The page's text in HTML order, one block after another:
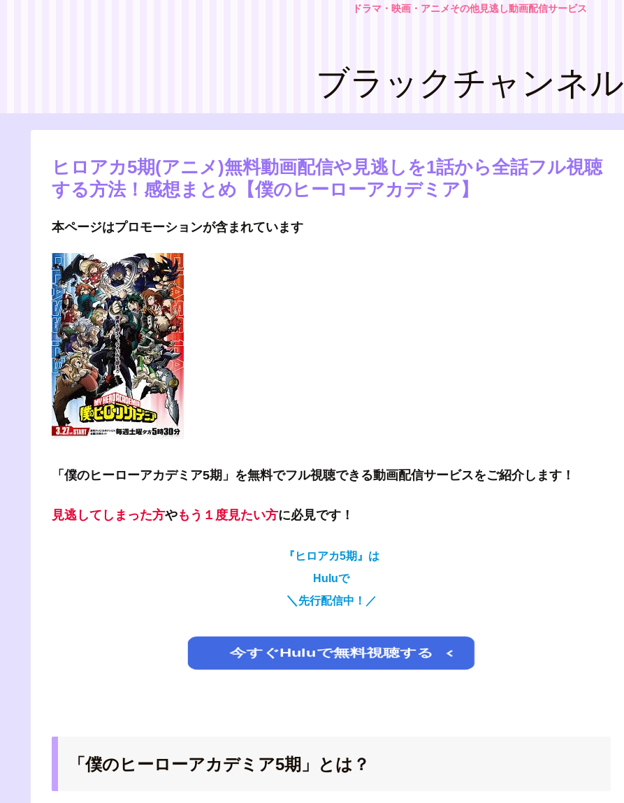
ドラマ・映画・アニメその他見逃し動画配信サービス
ブラックチャンネル
ヒロアカ5期(アニメ)無料動画配信や見逃しを1話から全話フル視聴
する方法！感想まとめ【僕のヒーローアカデミア】
本ページはプロモーションが含まれています
「僕のヒーローアカデミア5期」を無料でフル視聴できる動画配信サービスをご紹介します！
見逃してしまった方やもう１度見たい方に必見です！
『ヒロアカ5期』は
Huluで
＼ 先行配信中！ ／
今すぐHuluで無料視聴する
「僕のヒーローアカデミア5期」とは？